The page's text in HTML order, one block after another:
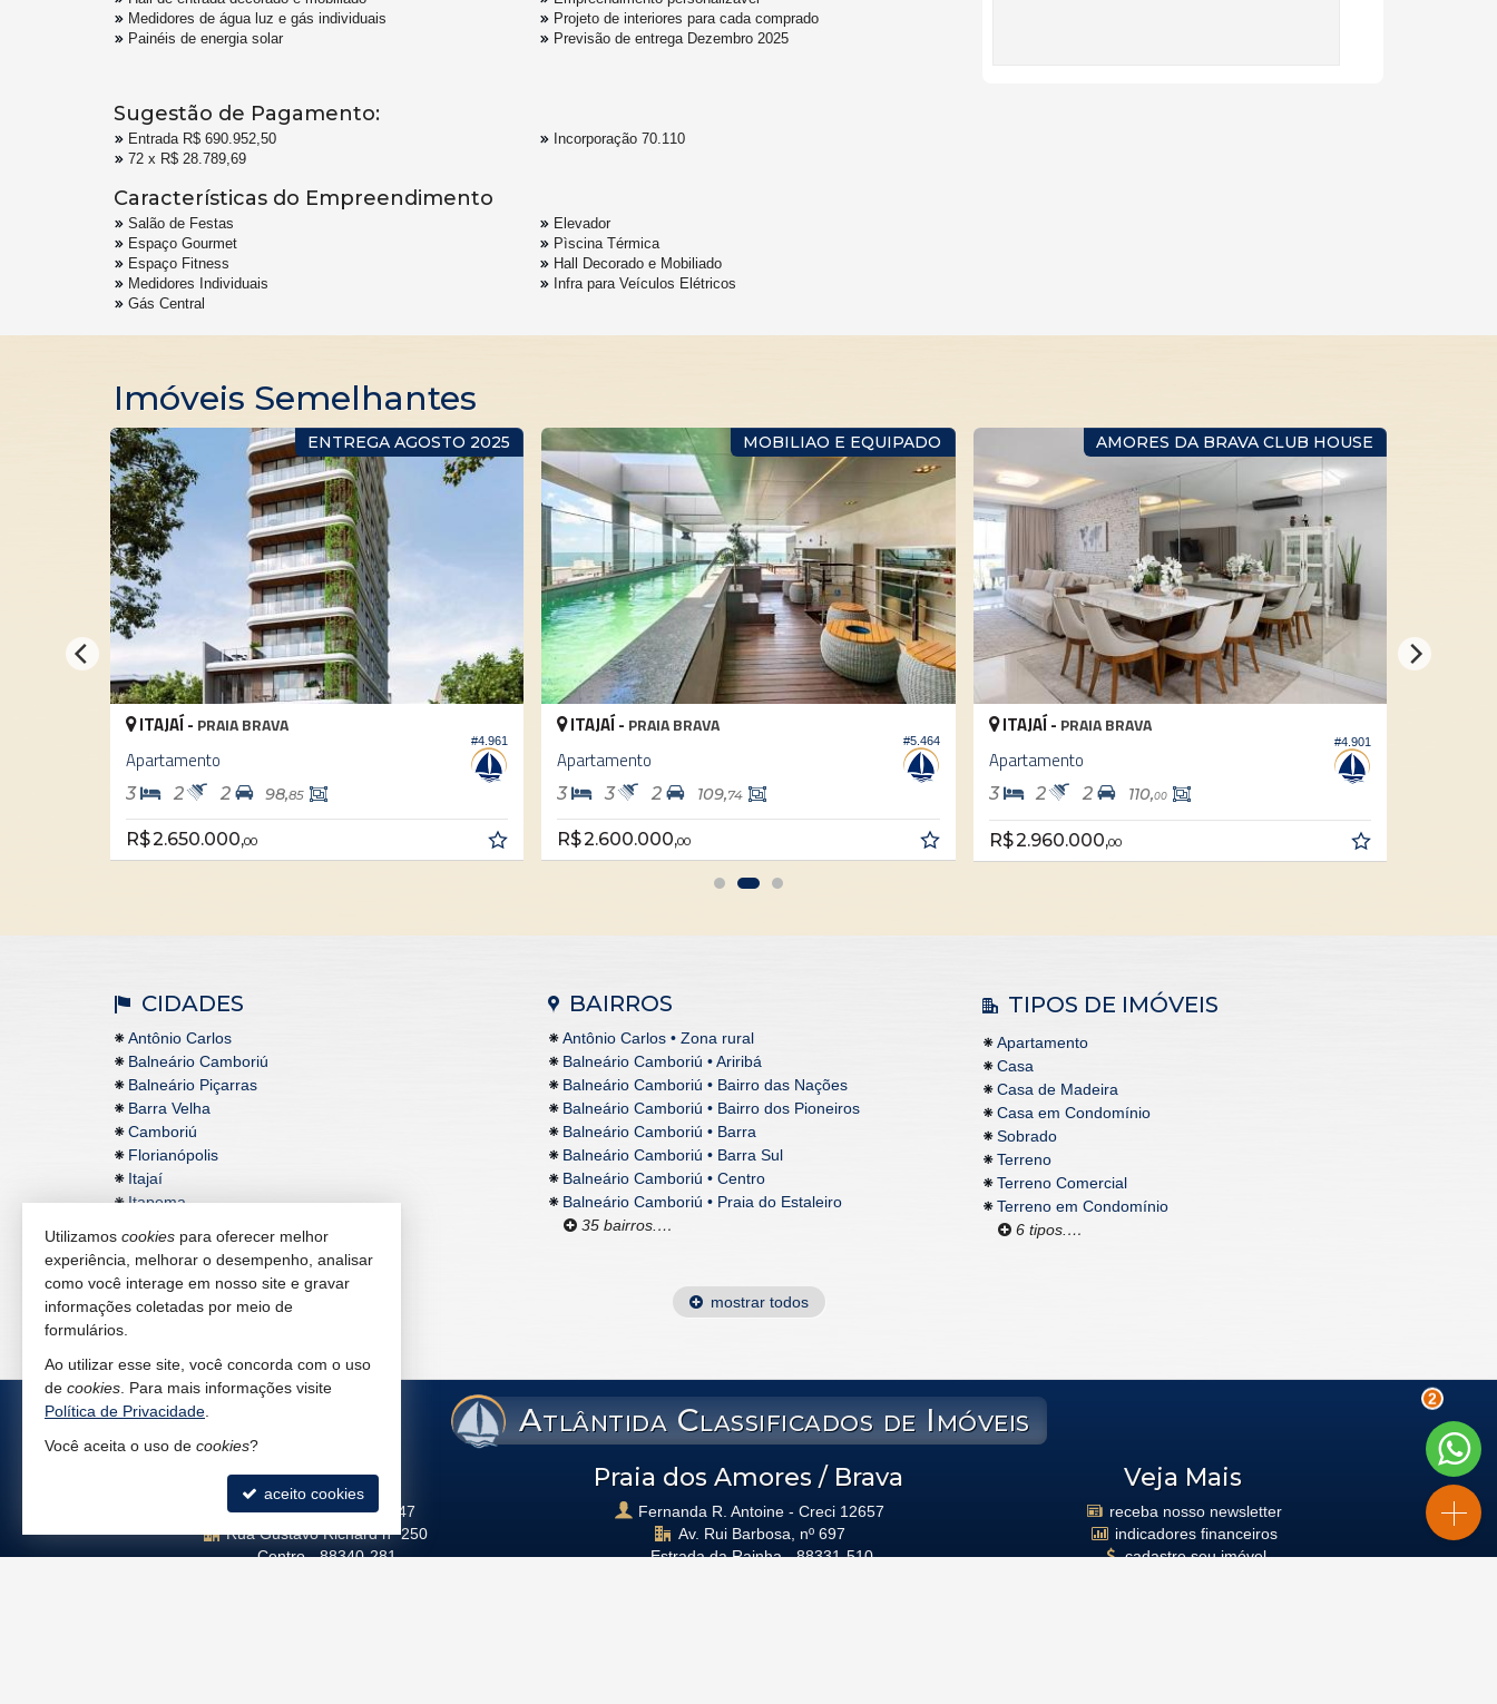
Medidores de água luz e gás individuais
Painéis de energia solar
Projeto de interiores para cada comprado
Previsão de entrega Dezembro 2025
Sugestão de Pagamento:
Entrada R$ 690.952,50
72 x R$ 28.789,69
Incorporação 70.110
Características do Empreendimento
Salão de Festas
Espaço Gourmet
Espaço Fitness
Medidores Individuais
Gás Central
Elevador
Pìscina Térmica
Hall Decorado e Mobiliado
Infra para Veículos Elétricos
Imóveis Semelhantes
ENTREGA AGOSTO 2025
#4.961
ITAJAÍ - PRAIA BRAVA
Apartamento
3 2 2 98,85
R$ 2.650.000,00
MOBILIAO E EQUIPADO
#5.464
ITAJAÍ - PRAIA BRAVA
Apartamento
3 3 2 109,74
R$ 2.600.000,00
AMORES DA BRAVA CLUB HOUSE
#4.901
ITAJAÍ - PRAIA BRAVA
Apartamento
3 2 2 110,00
R$ 2.960.000,00
CIDADES
Antônio Carlos
Balneário Camboriú
Balneário Piçarras
Barra Velha
Camboriú
Florianópolis
Itajaí
Itapema
BAIRROS
Antônio Carlos • Zona rural
Balneário Camboriú • Ariribá
Balneário Camboriú • Bairro das Nações
Balneário Camboriú • Bairro dos Pioneiros
Balneário Camboriú • Barra
Balneário Camboriú • Barra Sul
Balneário Camboriú • Centro
Balneário Camboriú • Praia do Estaleiro
35 bairros.…
TIPOS DE IMÓVEIS
Apartamento
Casa
Casa de Madeira
Casa em Condomínio
Sobrado
Terreno
Terreno Comercial
Terreno em Condomínio
6 tipos.…
mostrar todos
Atlântida Classificados de Imóveis
Camboriú
L.C. Antoine - Creci 8747
Rua Gustavo Richard nº 250
Centro -88340-281
Praia dos Amores / Brava
Fernanda R. Antoine - Creci 12657
Av. Rui Barbosa, nº 697
Estrada da Rainha -88331-510
Veja Mais
receba nosso newsletter
indicadores financeiros
cadastre seu imóvel
2
Utilizamos cookies para oferecer melhor
experiência, melhorar o desempenho, analisar
como você interage em nosso site e gravar
informações coletadas por meio de
formulários.
Ao utilizar esse site, você concorda com o uso
de cookies . Para mais informações visite
Política de Privacidade
Você aceita o uso de cookies?
aceito cookies